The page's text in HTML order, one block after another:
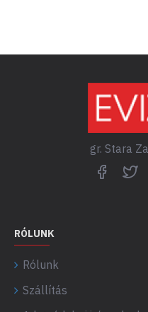
gr. Stara
RÓLUNK
Rólunk
Szállítás